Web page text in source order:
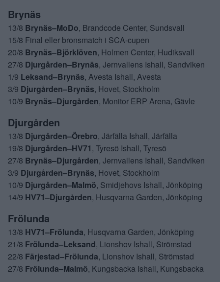
Brynäs
13/8 Brynäs–MoDo, Brandcode Center, Sundsvall
15/8 Final eller bronsmatch i SCA-cupen
20/8 Brynäs–Björklöven, Holmen Center, Hudiksvall
27/8 Djurgården–Brynäs, Jernvallens Ishall, Sandviken
1/9 Leksand–Brynäs, Avesta Ishall, Avesta
3/9 Djurgården–Brynäs, Hovet, Stockholm
10/9 Brynäs–Djurgården, Monitor ERP Arena, Gävle
Djurgården
13/8 Djurgården–Örebro, Järfälla Ishall, Järfälla
19/8 Djurgården–HV71, Tyresö Ishall, Tyresö
27/8 Brynäs–Djurgården, Jernvallens Ishall, Sandviken
3/9 Djurgården–Brynäs, Hovet, Stockholm
10/9 Djurgården–Malmö, Smidjehovs Ishall, Jönköping
14/9 HV71–Djurgården, Husqvarna Garden, Jönköping
Frölunda
13/8 HV71–Frölunda, Husqvarna Garden, Jönköping
21/8 Frölunda–Leksand, Lionshov Ishall, Strömstad
22/8 Färjestad–Frölunda, Lionshov Ishall, Strömstad
27/8 Frölunda–Malmö, Kungsbacka Ishall, Kungsbacka